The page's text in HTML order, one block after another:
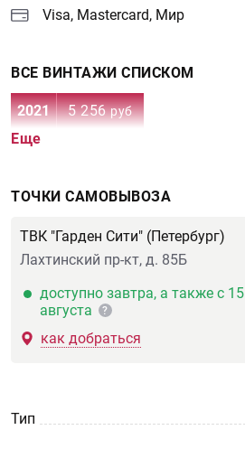
Visa, Mastercard, Мир
ВСЕ ВИНТАЖИ СПИСКОМ
2021 5 256руб
Еще
ТОЧКИ САМОВЫВОЗА
ТВК "Гарден Сити" (Петербург)
Лахтинский пр-кт, д. 85Б
доступно завтра, а также с 15
августа
?
как добраться
Тип